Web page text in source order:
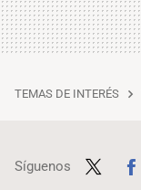
TEMAS DE INTERÉS
Síguenos